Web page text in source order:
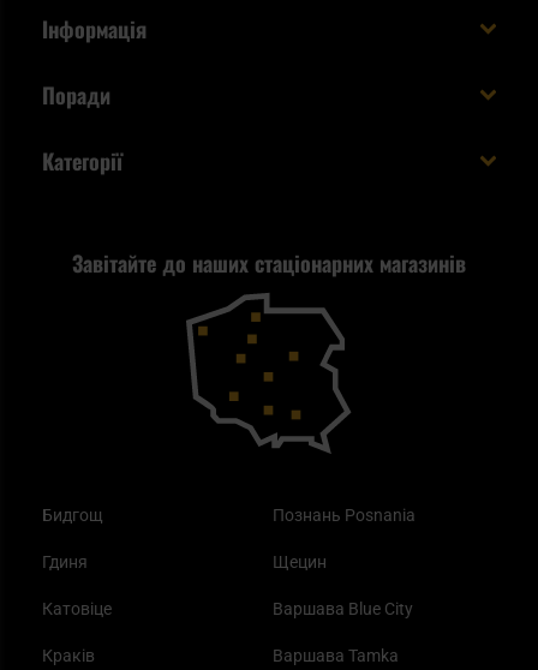
Способи оплати
Статус замовлення
Tax Free
Увійдіть в систему
Завітайте до наших стаціонарних магазинів
Бидгощ
Гдиня
Катовіце
Краків
Познань Posnania
Щецин
Варшава Blue City
Варшава Tamka
Інформація
Політика конфіденційності
Повернення товару
Поради
спакувати?
Blackout - що це таке?
Як працює маска від смогу?
Найкращі спальні мішки на осінь
Категорії
Самозахист